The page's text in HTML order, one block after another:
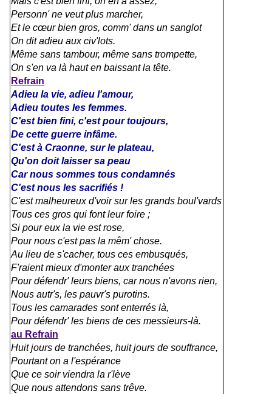
Personn' ne veut plus marcher,
Et le cœur bien gros, comm' dans un sanglot
On dit adieu aux civ'lots.
Même sans tambour, même sans trompette,
On s'en va là haut en baissant la tête.
Refrain
Adieu la vie, adieu l'amour,
Adieu toutes les femmes.
C'est bien fini, c'est pour toujours,
De cette guerre infâme.
C'est à Craonne, sur le plateau,
Qu'on doit laisser sa peau
Car nous sommes tous condamnés
C'est nous les sacrifiés !
C'est malheureux d'voir sur les grands boul'vards
Tous ces gros qui font leur foire ;
Si pour eux la vie est rose,
Pour nous c'est pas la mêm' chose.
Au lieu de s'cacher, tous ces embusqués,
F'raient mieux d'monter aux tranchées
Pour défendr' leurs biens, car nous n'avons rien,
Nous autr's, les pauvr's purotins.
Tous les camarades sont enterrés là,
Pour défendr' les biens de ces messieurs-là.
au Refrain
Huit jours de tranchées, huit jours de souffrance,
Pourtant on a l'espérance
Que ce soir viendra la r'lève
Que nous attendons sans trêve.